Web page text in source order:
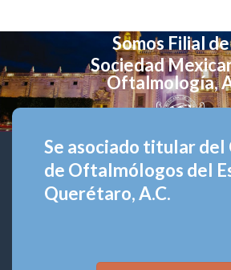
Somos Filial
Sociedad
Oftalmología,
Se asociado titular del
de Oftalmólogos del
Querétaro, A.C.